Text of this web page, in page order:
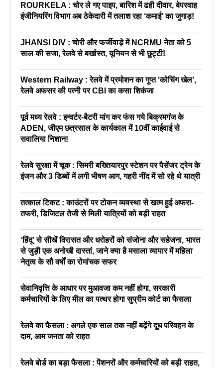
ROURKELA : चोर ले गए पाइप, बारिश में ढही दीवार, बेपरवाह
इंजीनियरिंग विभाग अब ठेकेदारी में तलाश रहा ‘कमाई’ का जुगाड़!
JHANSI DIV : चोरी और फर्जीवाड़े में NCRMU नेता को 5
साल की सजा, रेलवे से बर्खास्त, यूनियन से भी छुट्टी!
Western Railway : रेलवे में प्रमोशन का गुप्त ‘कोचिंग खेल’,
रेलवे अफसर की पत्नी पर CBI का कसा शिकंजा
पूर्व मध्य रेलवे : इन्वर्टर-बैटरी मांग कर फंस गये बिक्रमगंज के
ADEN, जीएम छत्रसाल के कार्यकाल में 10वीं काईवाई से
सवालिया निशान!
रेलवे सुरक्षा में चूक : सिमरी बख्तियारपुर स्टेशन पर पैसेंजर ट्रेन के
इंजन और 3 डिब्बों में लगी भीषण आग, गहरी नींद में सो रहे थे यात्री
तत्काल टिकट : काउंटरों पर टोकन व्यवस्था से खत्म हुई अफरा-
तफरी, डिजिटल तेजी से मिली यात्रियों को बड़ी राहत
‘हिंदू’ से सीखें विरासत और धरोहरों को संजोना और सहेजना, भारत
से जुड़ी एक अनोखी दास्तां, जाने क्या है मसाला व्यापार में महिला
नेतृत्व के सौ वर्षों का रोमांचक सफर
सेवानिवृत्ति के आधार पर मुआवजा कम नहीं होगा, सरकारी
कर्मचारियों के लिए मील का पत्थर होगा सुप्रीम कोर्ट का फैसला
रेलवे का फैसला : अगले एक साल तक नहीं बढ़ेंगे दूध परिवहन के
दाम, आम जनता को राहत
रेलवे बोर्ड का बड़ा फैसला : पेंशनरों और कर्मचारियों को बड़ी राहत,